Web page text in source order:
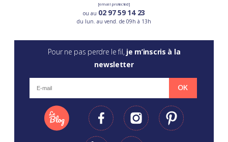
[email protected]
ou au 02 97 59 14 23
du lun. au vend. de 09h à 13h
Pour ne pas perdre le fil, je m’inscris à la
newsletter
OK